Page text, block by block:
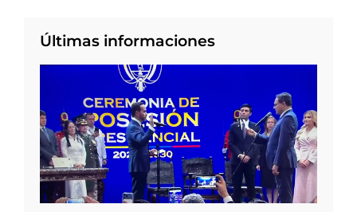
Últimas informaciones